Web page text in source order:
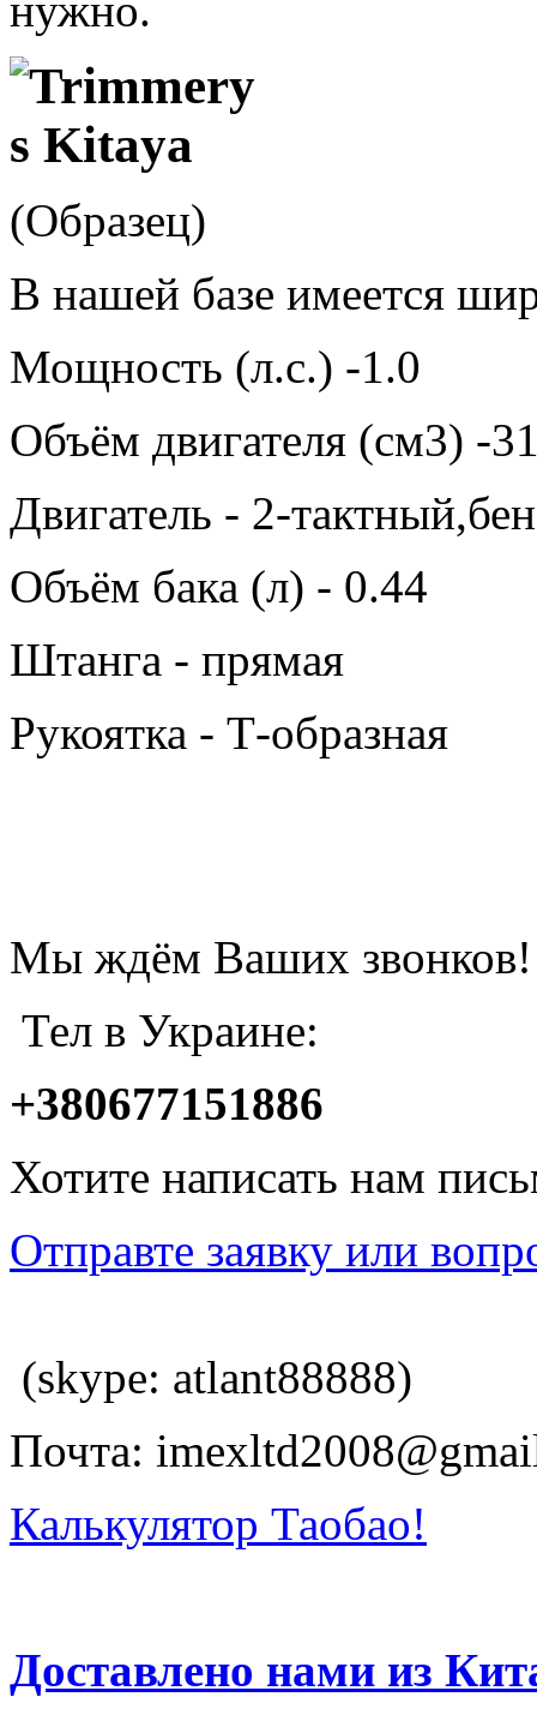
(Образец)
В нашей базе имеется
Мощность (л.с.) -1.0
Объём двигателя (см3) -
Двигатель - 2-
Объём бака (л) - 0.44
Штанга - прямая
Рукоятка - Т-образная
Мы ждём Ваших звонков!
Тел в Украине:
+380677151886
Хотите написать нам
Отправте заявку или
(skype: atlant88888)
Почта:
Калькулятор Таобао!
Доставлено нами из